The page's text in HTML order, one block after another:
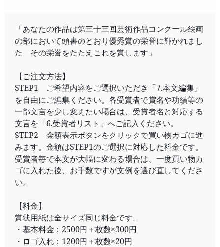
「あなたの作品は第三十三回芸術作品コンクール絵画
の部において頭書のとおり優秀賞の栄誉に輝かれまし
た その栄誉をたたえこれを賞します」
【ご注文方法】
STEP1 ご希望内容をご選択いただき「7.本文編集」
を自由にご編集ください。各受賞者で賞名や功績等の
一部文言を少し変えたい場合は、受賞者名と対応する
文言を「6.受賞者リスト」へご記入ください。
STEP2 金額表示ボタンをクリックで買い物カゴに進
みます。金額はSTEP1のご選択に対応した料金です。
受賞者毎で本文が大幅に変わる場合は、一度買い物カ
ゴに入れた後、お手数ですが文例を選び直してくださ
い。
【料金】
賞状用紙は全サイズ同じ料金です。
・基本料金：2500円＋枚数×300円
・ロゴ入れ：1200円＋枚数×20円